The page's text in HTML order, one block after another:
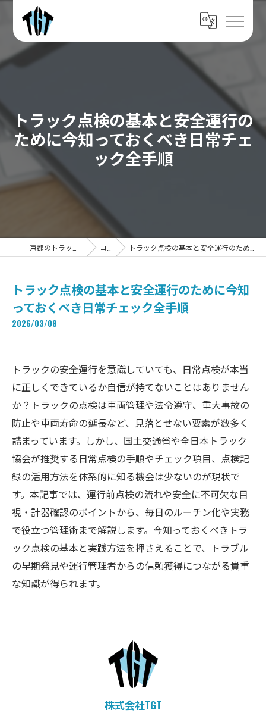
トラック点検の基本と安全運行の
ために今知っておくべき日常チェ
ック全手順
コラム トラック点検の基本と安全運行のために今知っておくべき日常チェック全手順
トラック点検の基本と安全運行のために今知
っておくべき日常チェック全手順
2026/03/08
トラックの安全運行を意識していても、日常点検が本当
に正しくできているか自信が持てないことはありません
か？トラックの点検は車両管理や法令遵守、重大事故の
防止や車両寿命の延長など、見落とせない要素が数多く
詰まっています。しかし、国土交通省や全日本トラック
協会が推奨する日常点検の手順やチェック項目、点検記
録の活用方法を体系的に知る機会は少ないのが現状で
す。本記事では、運行前点検の流れや安全に不可欠な目
視・計器確認のポイントから、毎日のルーチン化や実務
で役立つ管理術まで解説します。今知っておくべきトラ
ック点検の基本と実践方法を押さえることで、トラブル
の早期発見や運行管理者からの信頼獲得につながる貴重
な知識が得られます。
株式会社TGT